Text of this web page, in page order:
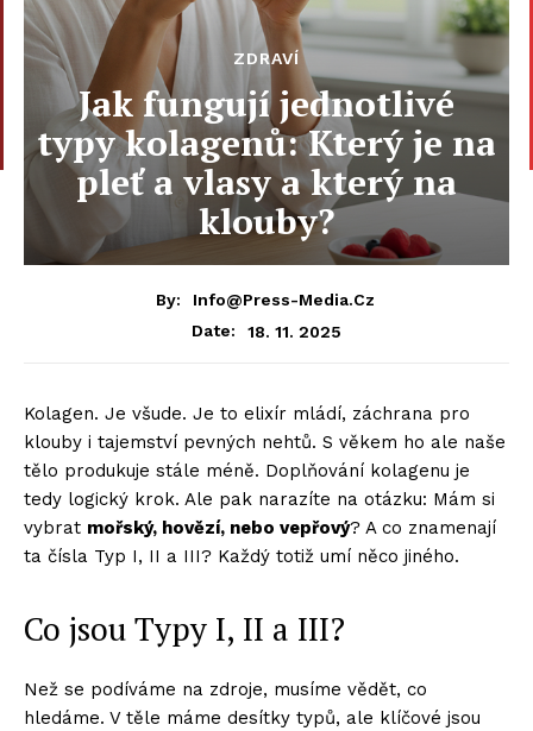
ZDRAVÍ
Jak fungují jednotlivé
typy kolagenů: Který je na
pleť a vlasy a který na
klouby?
By:
Info@press-Media.cz
Date:
18. 11. 2025
Kolagen. Je všude. Je to elixír mládí, záchrana pro
klouby i tajemství pevných nehtů. S věkem ho ale naše
tělo produkuje stále méně. Doplňování kolagenu je
tedy logický krok. Ale pak narazíte na otázku: Mám si
vybrat mořský, hovězí, nebo vepřový? A co znamenají
ta čísla Typ I, II a III? Každý totiž umí něco jiného.
Co jsou Typy I, II a III?
Než se podíváme na zdroje, musíme vědět, co
hledáme. V těle máme desítky typů, ale klíčové jsou